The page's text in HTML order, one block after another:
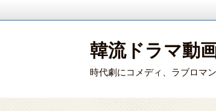
韓流ドラマ動
時代劇にコメディ、ラブロマ